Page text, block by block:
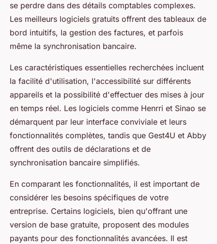
se perdre dans des détails comptables complexes.
Les meilleurs logiciels gratuits offrent des tableaux de
bord intuitifs, la gestion des factures, et parfois
même la synchronisation bancaire.
Les caractéristiques essentielles recherchées incluent
la facilité d'utilisation, l'accessibilité sur différents
appareils et la possibilité d'effectuer des mises à jour
en temps réel. Les logiciels comme Henrri et Sinao se
démarquent par leur interface conviviale et leurs
fonctionnalités complètes, tandis que Gest4U et Abby
offrent des outils de déclarations et de
synchronisation bancaire simplifiés.
En comparant les fonctionnalités, il est important de
considérer les besoins spécifiques de votre
entreprise. Certains logiciels, bien qu'offrant une
version de base gratuite, proposent des modules
payants pour des fonctionnalités avancées. Il est